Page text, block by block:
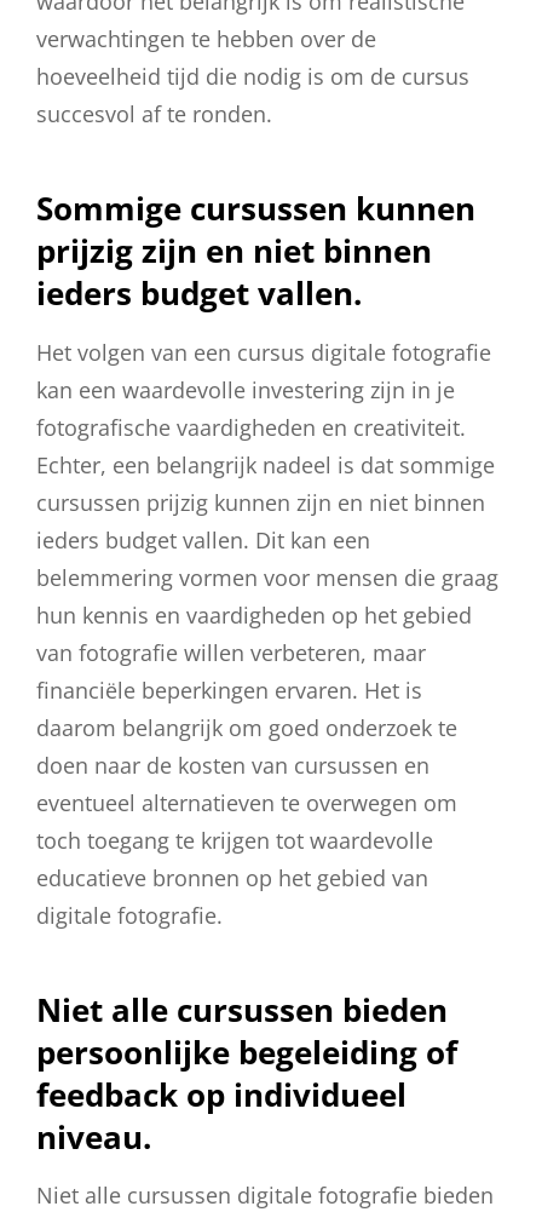
verwachtingen te hebben over de
hoeveelheid tijd die nodig is om de cursus
succesvol af te ronden.
Sommige cursussen kunnen
prijzig zijn en niet binnen
ieders budget vallen.
Het volgen van een cursus digitale fotografie
kan een waardevolle investering zijn in je
fotografische vaardigheden en creativiteit.
Echter, een belangrijk nadeel is dat sommige
cursussen prijzig kunnen zijn en niet binnen
ieders budget vallen. Dit kan een
belemmering vormen voor mensen die graag
hun kennis en vaardigheden op het gebied
van fotografie willen verbeteren, maar
financiële beperkingen ervaren. Het is
daarom belangrijk om goed onderzoek te
doen naar de kosten van cursussen en
eventueel alternatieven te overwegen om
toch toegang te krijgen tot waardevolle
educatieve bronnen op het gebied van
digitale fotografie.
Niet alle cursussen bieden
persoonlijke begeleiding of
feedback op individueel
niveau.
Niet alle cursussen digitale fotografie bieden